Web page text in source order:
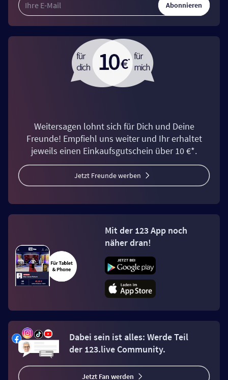
Abonnieren
Weitersagen lohnt sich für Dich und Deine
Freunde! Empfiehl uns weiter und Ihr erhaltet
jeweils einen Einkaufsgutschein über 10 €*.
Jetzt Freunde werben
Mit der 123 App noch
näher dran!
Dabei sein ist alles: Werde Teil
der 123.live Community.
Jetzt Fan werden